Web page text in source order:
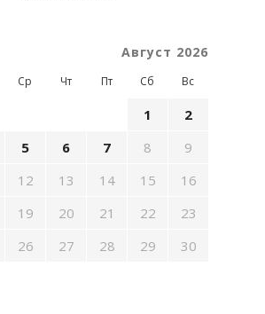
Август 2026
Ср Чт Пт Сб Вс
1
2
5 6 7 8
9
12 13 14 15
16
19 20 21 22
23
26 27 28 29
30